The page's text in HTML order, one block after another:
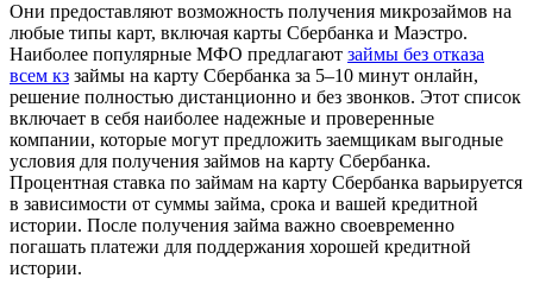
Они предоставляют возможность получения микрозаймов на
любые типы карт, включая карты Сбербанка и Маэстро.
Наиболее популярные МФО предлагают займы без отказа
всем кз займы на карту Сбербанка за 5–10 минут онлайн,
решение полностью дистанционно и без звонков. Этот список
включает в себя наиболее надежные и проверенные
компании, которые могут предложить заемщикам выгодные
условия для получения займов на карту Сбербанка.
Процентная ставка по займам на карту Сбербанка варьируется
в зависимости от суммы займа, срока и вашей кредитной
истории. После получения займа важно своевременно
погашать платежи для поддержания хорошей кредитной
истории.